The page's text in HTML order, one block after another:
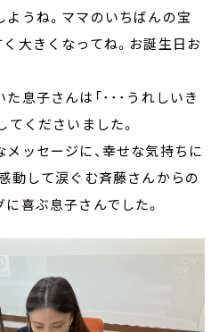
うね。ママのいちばんの宝
大きくなってね。お誕生日お
息子さんは「･･･うれしいき
てくださいました。
ッセージに、幸せな気持ちに
動して涙ぐむ斉藤さんからの
喜ぶ息子さんでした。